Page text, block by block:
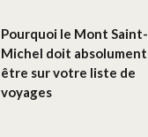
Pourquoi le Mont Saint-
Michel doit absolument
être sur votre liste de
voyages